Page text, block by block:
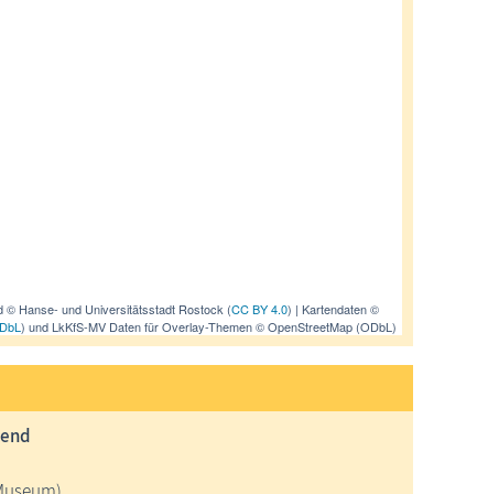
© Hanse- und Universitätsstadt Rostock (CC BY 4.0) | Kartendaten ©
) und LkKfS-MV Daten für Overlay-Themen © OpenStreetMap (ODbL)